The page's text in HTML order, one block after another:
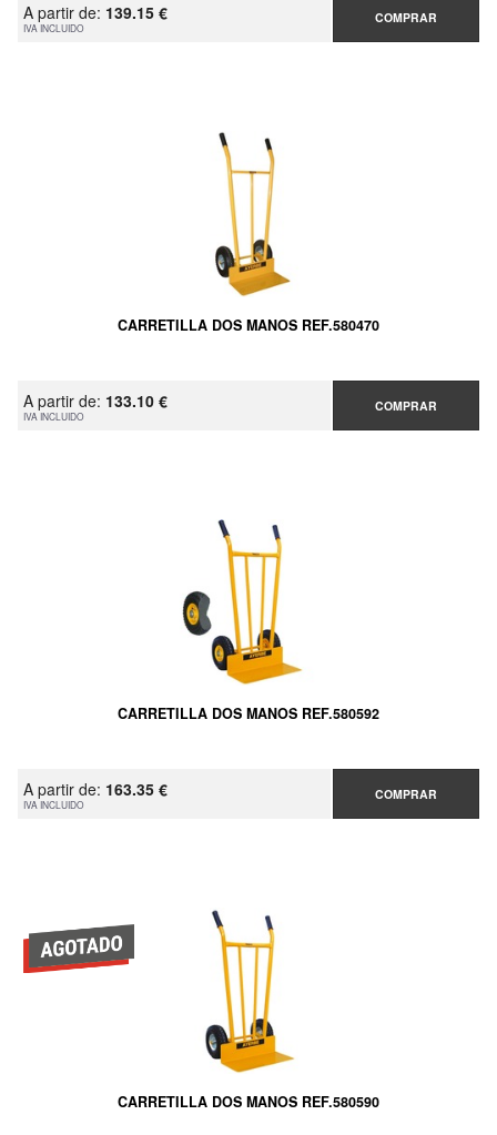
A partir de: 139.15 €
IVA INCLUIDO
COMPRAR
CARRETILLA DOS MANOS REF.580470
A partir de: 133.10 €
IVA INCLUIDO
COMPRAR
CARRETILLA DOS MANOS REF.580592
A partir de: 163.35 €
IVA INCLUIDO
COMPRAR
CARRETILLA DOS MANOS REF.580590